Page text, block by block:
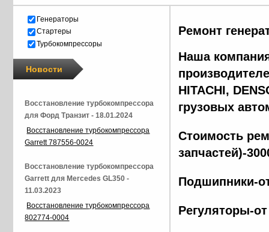
Ремонт
Наша
HITACHI,
грузовых
Стоимость
запчастей)-
Подшипники-
Регуляторы-
Генераторы
Стартеры
Турбокомпрессоры
Новости
Восстановление турбокомпрессора
для Форд Транзит - 18.01.2024
Восстановление турбокомпрессора
Garrett 787556-0024
Восстановление турбокомпрессора
Garrett для Mercedes GL350 -
11.03.2023
Восстановление турбокомпрессора
802774-0004